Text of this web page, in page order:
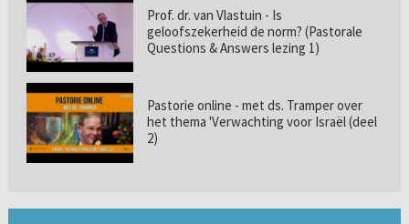
Prof. dr. van Vlastuin - Is
geloofszekerheid de norm? (Pastorale
Questions & Answers lezing 1)
Pastorie online - met ds. Tramper over
het thema 'Verwachting voor Israël (deel
2)